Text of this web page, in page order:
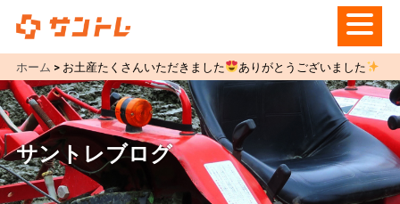
ホーム > お土産たくさんいただきました ありがとうございました
サントレブログ